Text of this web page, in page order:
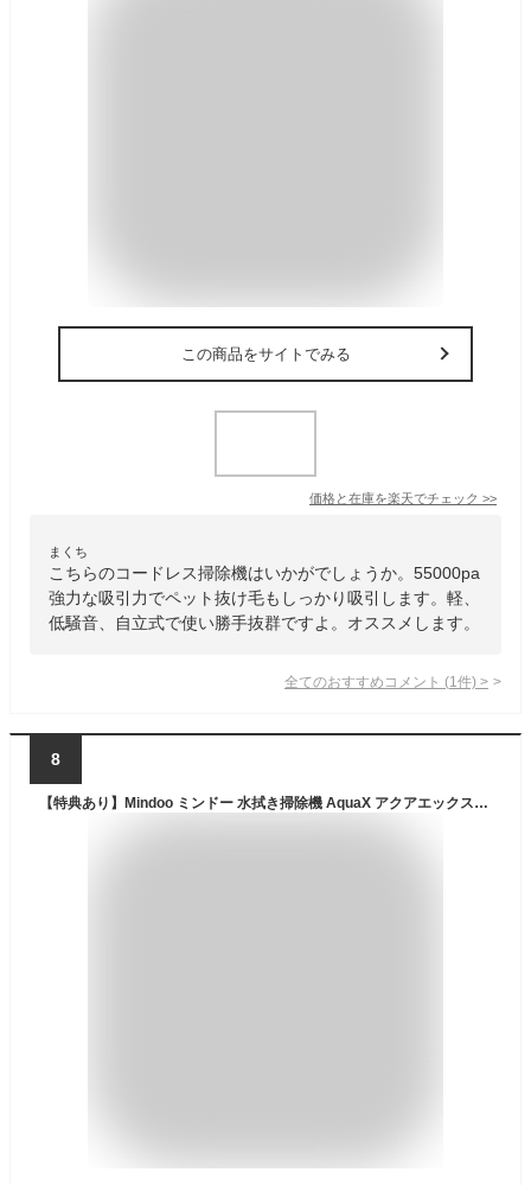
この商品をサイトでみる
価格と在庫を楽天でチェック >>
まくち
こちらのコードレス掃除機はいかがでしょうか。55000pa
強力な吸引力でペット抜け毛もしっかり吸引します。軽、
低騒音、自立式で使い勝手抜群ですよ。オススメします。
全てのおすすめコメント (1 件) >
8
【特典あり】Mindoo ミンドー 水拭き掃除機 AquaX アクアエックス[水拭きができる 掃除機 水拭き 水拭き兼用 吸引式 コードレス 充電式 自走式 吸引力 強力 猫の毛 床拭き掃除機 電動 床拭き 水ぶき掃除機] 1-2W